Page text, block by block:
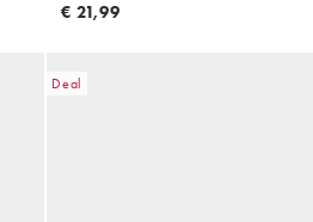
€ 21,99
Deal